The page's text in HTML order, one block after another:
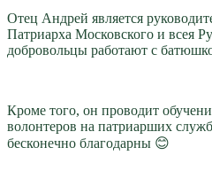
Отец Андрей является
Патриарха Московского и всея
добровольцы работают с
Кроме того, он проводит
волонтеров на патриарших
бесконечно благодарны 😊